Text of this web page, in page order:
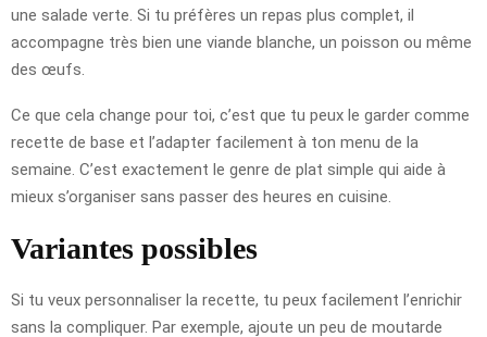
une salade verte. Si tu préfères un repas plus complet, il
accompagne très bien une viande blanche, un poisson ou même
des œufs.
Ce que cela change pour toi, c’est que tu peux le garder comme
recette de base et l’adapter facilement à ton menu de la
semaine. C’est exactement le genre de plat simple qui aide à
mieux s’organiser sans passer des heures en cuisine.
Variantes possibles
Si tu veux personnaliser la recette, tu peux facilement l’enrichir
sans la compliquer. Par exemple, ajoute un peu de moutarde